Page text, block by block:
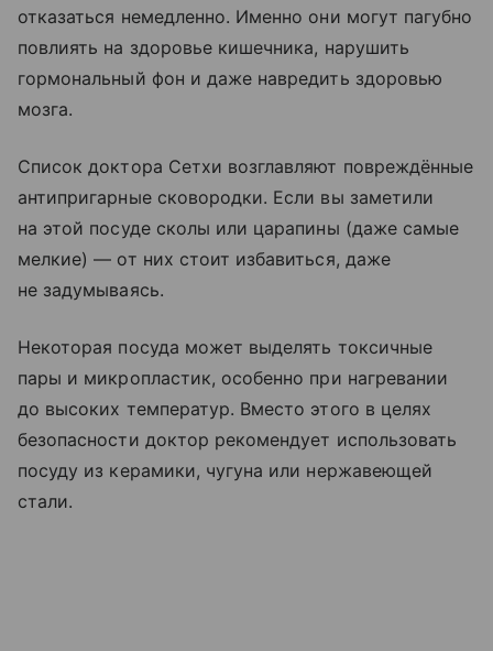
отказаться немедленно. Именно они могут пагубно
повлиять на здоровье кишечника, нарушить
гормональный фон и даже навредить здоровью
мозга.
Список доктора Сетхи возглавляют повреждённые
антипригарные сковородки. Если вы заметили
на этой посуде сколы или царапины (даже самые
мелкие) — от них стоит избавиться, даже
не задумываясь.
Некоторая посуда может выделять токсичные
пары и микропластик, особенно при нагревании
до высоких температур. Вместо этого в целях
безопасности доктор рекомендует использовать
посуду из керамики, чугуна или нержавеющей
стали.